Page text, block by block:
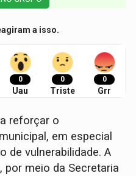
a isso.
0
Uau
0
Triste
0
Grr
reforçar o
em especial
de vulnerabilidade. A
por meio da Secretaria